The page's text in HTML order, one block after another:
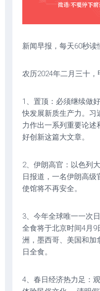
新闻早报，每天60秒读
农历2024年二月三十
1、置顶：必须继续做
快发展新质生产力。习
力作出一系列重要论述
好创新这篇大文章。
2、伊朗高官：以色列
日报道，一名伊朗高
使馆将不再安全。
3、今年全球唯一一次
全食将于北京时间4月
洲，墨西哥、美国和加
日全食。
4、春日经济热力足：